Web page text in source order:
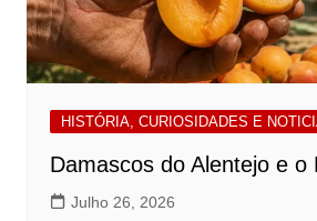
HISTÓRIA, CURIOSIDADES E
Damascos do Alentejo e o
Julho 26, 2026